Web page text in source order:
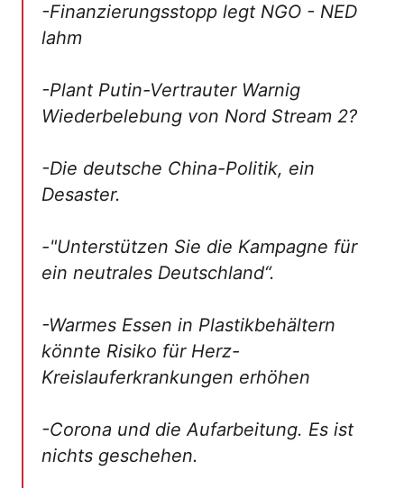
-Finanzierungsstopp legt NGO - NED
lahm
-Plant Putin-Vertrauter Warnig
Wiederbelebung von Nord Stream 2?
-Die deutsche China-Politik, ein
Desaster.
-"Unterstützen Sie die Kampagne für
ein neutrales Deutschland“.
-Warmes Essen in Plastikbehältern
könnte Risiko für Herz-
Kreislauferkrankungen erhöhen
-Corona und die Aufarbeitung. Es ist
nichts geschehen.